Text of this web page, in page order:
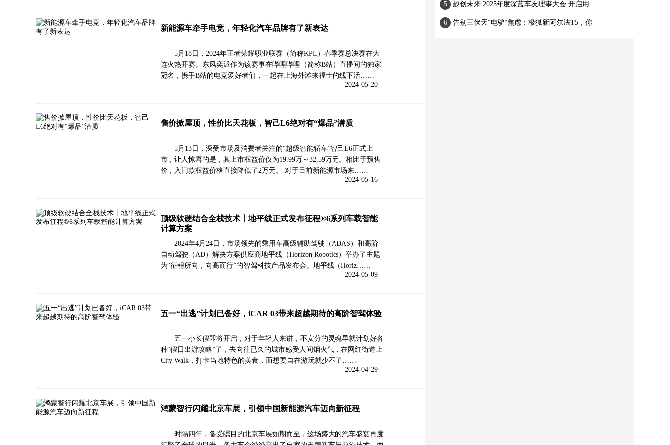
新能源车牵手电竞，年轻化汽车品牌有了新表达
5月18日，2024年王者荣耀职业联赛（简称KPL）春季赛总决赛在大
连火热开赛。东风奕派作为该赛事在哔哩哔哩（简称B站）直播间的独家
冠名，携手B站的电竞爱好者们，一起在上海外滩来福士的线下活……
2024-05-20
售价掀屋顶，性价比天花板，智己L6绝对有“爆品”潜质
5月13日，深受市场及消费者关注的“超级智能轿车”智己L6正式上
市，让人惊喜的是，其上市权益价仅为19.99万～32.59万元。相比于预售
价，入门款权益价格直接降低了2万元。 对于目前新能源市场来……
2024-05-16
顶级软硬结合全栈技术丨地平线正式发布征程®6系列车载智能
计算方案
2024年4月24日，市场领先的乘用车高级辅助驾驶（ADAS）和高阶
自动驾驶（AD）解决方案供应商地平线（Horizon Robotics）举办了主题
为“征程所向，向高而行”的智驾科技产品发布会。地平线（Horiz……
2024-05-09
五一“出逃”计划已备好，iCAR 03带来超越期待的高阶智驾体验
五一小长假即将开启，对于年轻人来讲，不安分的灵魂早就计划好各
种“假日出游攻略”了，去向往已久的城市感受人间烟火气，在网红街道上
City Walk，打卡当地特色的美食，而想要自在游玩就少不了……
2024-04-29
鸿蒙智行闪耀北京车展，引领中国新能源汽车迈向新征程
时隔四年，备受瞩目的北京车展如期而至，这场盛大的汽车盛宴再度
趣创未来 2025年度深蓝车友理事大会 开启用
告别三伏天“电驴”焦虑：极狐新阿尔法T5，你